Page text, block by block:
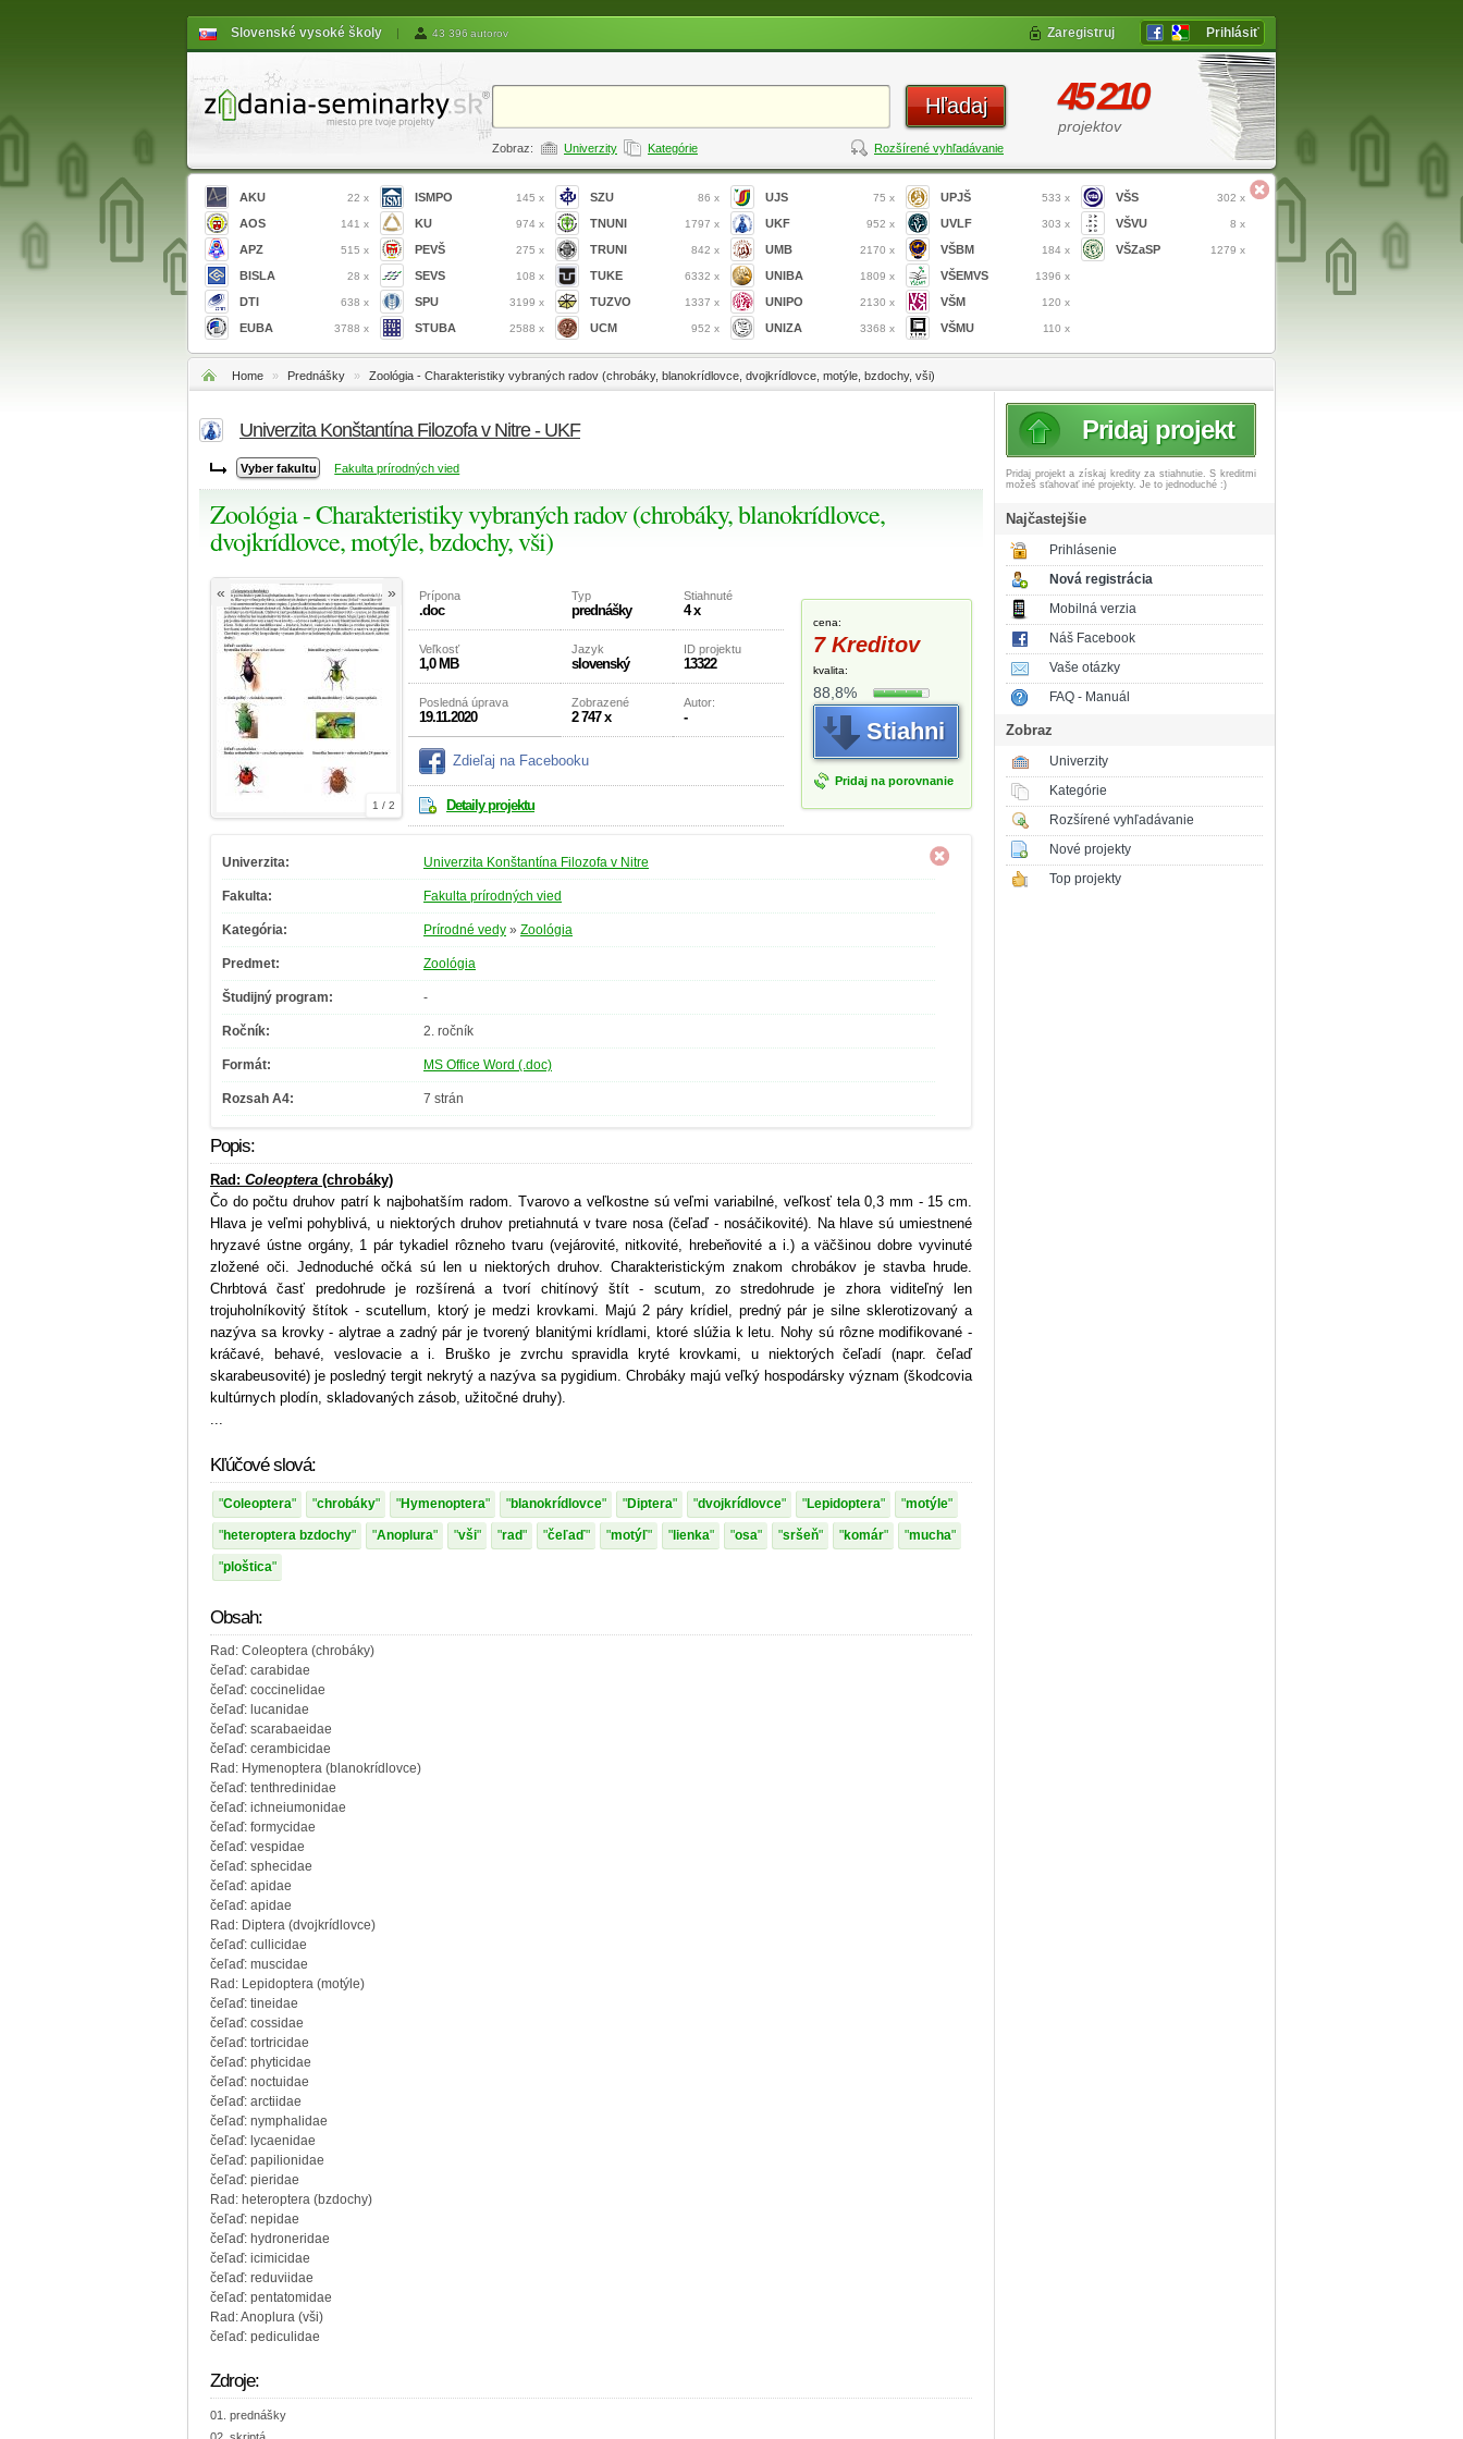
Slovenské vysoké školy | 43 396 autorov Zaregistruj Prihlásiť
Hľadaj
Zobraz: Univerzity Kategórie Rozšírené vyhľadávanie
45 210
projektov
AKU 22 x
AOS 141 x
APZ 515 x
BISLA 28 x
DTI 638 x
EUBA 3788 x
ISMPO 145 x
KU 974 x
PEVŠ 275 x
SEVS 108 x
SPU 3199 x
STUBA 2588 x
SZU 86 x
TNUNI 1797 x
TRUNI 842 x
TUKE 6332 x
TUZVO 1337 x
UCM 952 x
UJS 75 x
UKF 952 x
UMB 2170 x
UNIBA 1809 x
UNIPO 2130 x
UNIZA 3368 x
UPJŠ 533 x
UVLF 303 x
VŠBM 184 x
VŠEMVS 1396 x
VŠM 120 x
VŠMU 110 x
VŠS 302 x
VŠVU 8 x
VŠZaSP 1279 x
Home » Prednášky » Zoológia - Charakteristiky vybraných radov (chrobáky, blanokrídlovce, dvojkrídlovce, motýle, bzdochy, vši)
Univerzita Konštantína Filozofa v Nitre - UKF
Fakulta prírodných vied
Zoológia - Charakteristiky vybraných radov (chrobáky, blanokrídlovce,
dvojkrídlovce, motýle, bzdochy, vši)
1 / 2
« » Prípona
.doc
Typ
prednášky
Stiahnuté
4 x
Veľkosť
1,0 MB
Jazyk
slovenský
ID projektu
13322
Posledná úprava
19.11.2020
Zobrazené
2 747 x
Autor:
-
Zdieľaj na Facebooku
Detaily projektu
cena:
7 Kreditov
kvalita:
88,8%
Stiahni
Pridaj na porovnanie
Univerzita: Univerzita Konštantína Filozofa v Nitre
Fakulta: Fakulta prírodných vied
Kategória: Prírodné vedy » Zoológia
Predmet: Zoológia
Študijný program: -
Ročník: 2. ročník
Formát: MS Office Word (.doc)
Rozsah A4: 7 strán
Popis:
Rad: Coleoptera (chrobáky)
Čo do počtu druhov patrí k najbohatším radom. Tvarovo a veľkostne sú veľmi variabilné, veľkosť tela 0,3 mm - 15 cm.
Hlava je veľmi pohyblivá, u niektorých druhov pretiahnutá v tvare nosa (čeľaď - nosáčikovité). Na hlave sú umiestnené
hryzavé ústne orgány, 1 pár tykadiel rôzneho tvaru (vejárovité, nitkovité, hrebeňovité a i.) a väčšinou dobre vyvinuté
zložené oči. Jednoduché očká sú len u niektorých druhov. Charakteristickým znakom chrobákov je stavba hrude.
Chrbtová časť predohrude je rozšírená a tvorí chitínový štít - scutum, zo stredohrude je zhora viditeľný len
trojuholníkovitý štítok - scutellum, ktorý je medzi krovkami. Majú 2 páry krídiel, predný pár je silne sklerotizovaný a
nazýva sa krovky - alytrae a zadný pár je tvorený blanitými krídlami, ktoré slúžia k letu. Nohy sú rôzne modifikované -
kráčavé, behavé, veslovacie a i. Bruško je zvrchu spravidla kryté krovkami, u niektorých čeľadí (napr. čeľaď
skarabeusovité) je posledný tergit nekrytý a nazýva sa pygidium. Chrobáky majú veľký hospodársky význam (škodcovia
kultúrnych plodín, skladovaných zásob, užitočné druhy).
...
Kľúčové slová:
Coleoptera chrobáky Hymenoptera blanokrídlovce Diptera dvojkrídlovce Lepidoptera motýle
heteroptera bzdochy Anoplura vši rad čeľaď motýľ lienka osa sršeň komár mucha
ploštica
Obsah:
Rad: Coleoptera (chrobáky)
čeľaď: carabidae
čeľaď: coccinelidae
čeľaď: lucanidae
čeľaď: scarabaeidae
čeľaď: cerambicidae
Rad: Hymenoptera (blanokrídlovce)
čeľaď: tenthredinidae
čeľaď: ichneiumonidae
čeľaď: formycidae
čeľaď: vespidae
čeľaď: sphecidae
čeľaď: apidae
čeľaď: apidae
Rad: Diptera (dvojkrídlovce)
čeľaď: cullicidae
čeľaď: muscidae
Rad: Lepidoptera (motýle)
čeľaď: tineidae
čeľaď: cossidae
čeľaď: tortricidae
čeľaď: phyticidae
čeľaď: noctuidae
čeľaď: arctiidae
čeľaď: nymphalidae
čeľaď: lycaenidae
čeľaď: papilionidae
čeľaď: pieridae
Rad: heteroptera (bzdochy)
čeľaď: nepidae
čeľaď: hydroneridae
čeľaď: icimicidae
čeľaď: reduviidae
čeľaď: pentatomidae
Rad: Anoplura (vši)
čeľaď: pediculidae
Zdroje:
prednášky
Pridaj projekt
Pridaj projekt a získaj kredity za stiahnutie. S kreditmi
možeš sťahovať iné projekty. Je to jednoduché :)
Najčastejšie
Prihlásenie
Nová registrácia
Mobilná verzia
Náš Facebook
Vaše otázky
FAQ - Manuál
Zobraz
Univerzity
Kategórie
Rozšírené vyhľadávanie
Nové projekty
Top projekty